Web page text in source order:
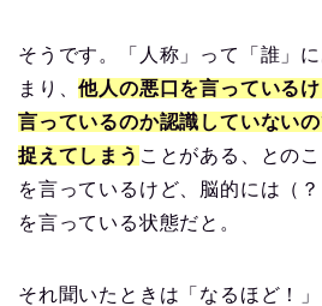
そうです。「人称」って「誰」
まり、他人の悪口を言っている
言っているのか認識していない
捉えてしまう ことがある、との
を言っているけど、脳的には（
を言っている状態だと。
それ聞いたときは「なるほど！